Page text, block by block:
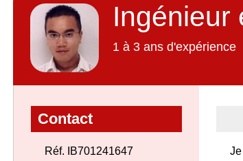
Ingénieur
1 à 3 ans d'expérience
Contact
Réf. IB701241647